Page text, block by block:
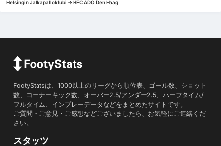
Helsingin Jalkapalloklubi -> HFC ADO Den Haag
FootyStatsは、1000以上のリーグから順位表、ゴール数、ショット
数、コーナーキック数、オーバー2.5/アンダー2.5、ハーフタイム/
フルタイム、インプレーデータなどをまとめたサイトです。
ご質問・ご意見・ご感想などございましたら、お気軽にご連絡くだ
さい。
スタッツ